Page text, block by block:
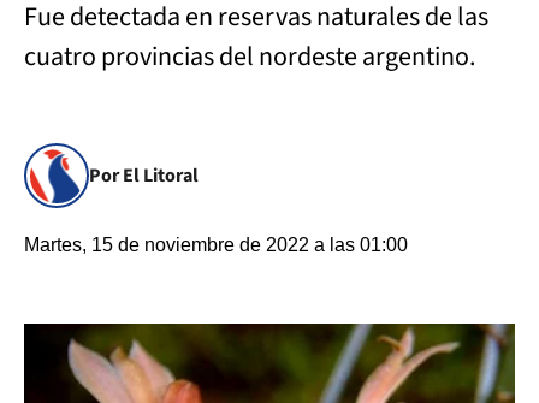
Fue detectada en reservas naturales de las
cuatro provincias del nordeste argentino.
Por El Litoral
Martes, 15 de noviembre de 2022 a las 01:00